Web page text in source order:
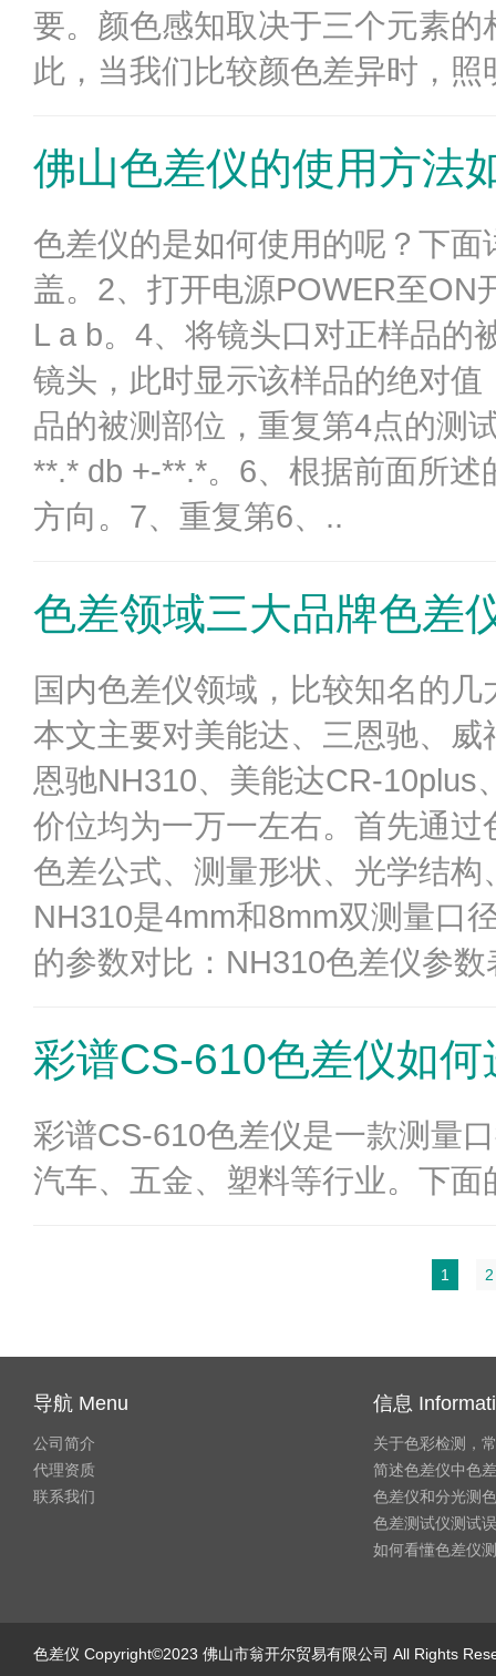
要。颜色感知取决于三个元素
此，当我们比较颜色差异时，照
佛山色差仪的使用方法
色差仪的是如何使用的呢？下
盖。2、打开电源POWER至ON
L a b。4、将镜头口对正样品的
镜头，此时显示该样品的绝对
品的被测部位，重复第4点的测
**.* db +-**.*。6、根据前面所
方向。7、重复第6、..
色差领域三大品牌色差
国内色差仪领域，比较知名的
本文主要对美能达、三恩驰、
恩驰NH310、美能达CR-10plus
价位均为一万一左右。首先通
色差公式、测量形状、光学结
NH310是4mm和8mm双测量口
的参数对比：NH310色差仪参
彩谱CS-610色差仪如
彩谱CS-610色差仪是一款测量
汽车、五金、塑料等行业。下
1 2
导航 Menu
公司简介
代理资质
联系我们
信息
关于色彩检测，
简述色差仪中色
色差仪和分光测
色差测试仪测试
如何看懂色差仪
色差仪 Copyright©2023 佛山市翁开尔贸易有限公司 All Rights